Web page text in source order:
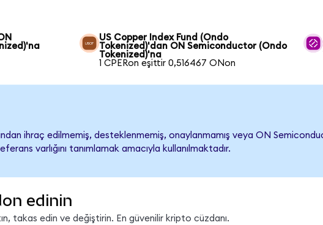
US Copper Index Fund (Ondo
Tokenized)'dan ON Semiconductor (Ondo
Tokenized)'na
1 CPERon eşittir 0,516467 ONon
ihraç edilmemiş, desteklenmemiş, onaylanmamış veya ON
varlığını tanımlamak amacıyla kullanılmaktadır.
edinin
takas edin ve değiştirin. En güvenilir kripto cüzdanı.